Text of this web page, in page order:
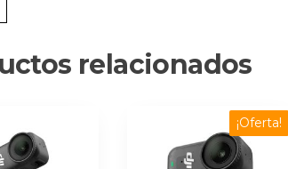
relacionados
¡Oferta!